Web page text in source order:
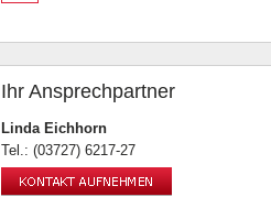
Ihr Ansprechpartner
Linda Eichhorn
Tel.: (03727) 6217-27